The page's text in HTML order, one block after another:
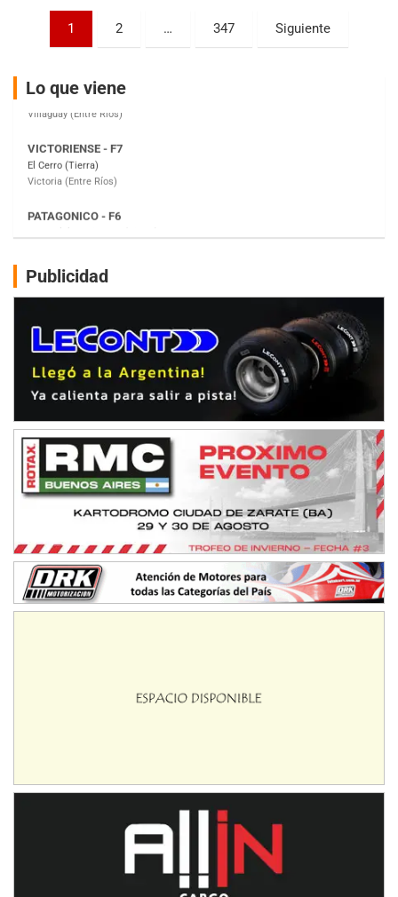
Paginación
entradas
1 2 … 347 Siguiente
Lo que viene
Villaguay (Entre Ríos)
El Cerro (Tierra)
Victoria (Entre Ríos)
Moto Club Reginense (Tierra)
Gral. E. Godoy (Río Negro)
Juventud Unida (Tierra)
NORESTE SANTAFESINO - F6
Ciudad de Avellaneda (Asfalto)
Avellaneda (Santa Fe)
SUR SANTAFESINO - F4
José Samuel Sánchez (Tierra)
Rufino (Santa Fe)
TUCUMANO - F5
Juan Navarro (Asfalto)
El Timbó (Tucumán)
COBERTURA ESPECIAL DE E-KART.COM.AR
08/09-AGO
IAME SERIES ARGENTINA 6
Baradero (Buenos Aires)
KDO - F6
Ciudad de Trenque Lauquen (Asfalto)
PATAGONICO - F6
Gral. E. Godoy (Río Negro)
Juventud Unida (Tierra)
Publicidad